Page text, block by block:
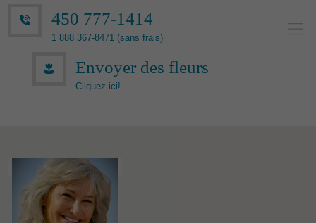
450 777-1414
1 888 367-8471 (sans frais)
Envoyer des fleurs
Cliquez ici!